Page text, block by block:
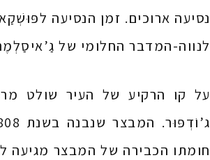
נסיעה ארוכים. זמן הנסיעה לפּוּשְׁקַאר
לנווה-המדבר החלומי של גַ’איסַלְמֶר הוא
על קו הרקיע של העיר שולט
חומתו הכבירה של המבצר מגיעה